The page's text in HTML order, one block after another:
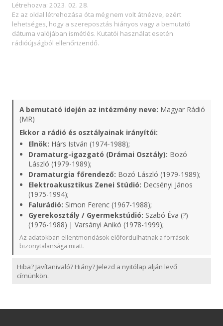
Létrehozva: 2023. 02. 28.
Ez az oldal létrehozása óta még nem volt átnézve, ezért
lehetséges, hogy a szereposztás hiányos vagy a bemutató
dátuma valójában ismétlés. Kutatói használat esetén
rádióújságból ellenőrizendő.
A bemutató idején az intézmény neve: Magyar Rádió
(MR)
Ekkor a rádió és osztályainak irányítói:
Elnök: Hárs István (1974-1988);
Dramaturg-igazgató (Drámai Osztály): Bozó
László (1979-1989);
Dramaturgia főrendező: Bozó László (1979-1989);
Elektroakusztikus Zenei Stúdió: Decsényi János
(1975-1994);
Falurádió: Simon Ferenc (1967-1988);
Gyerekosztály / Gyermekstúdió: Szabó Éva (?)
(1976-1988) | Varsányi Anikó (1978-1999);
Az adatokban ellentmondások előfordulhatnak a források
bizonytalansága miatt.
Hiba? Javítanivaló? Hiány? Jelezd a nyitólap alján levő
címünkön.